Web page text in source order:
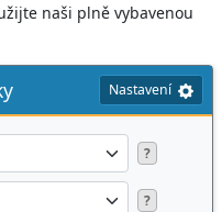
naši plně vybavenou
Nastavení
?
?